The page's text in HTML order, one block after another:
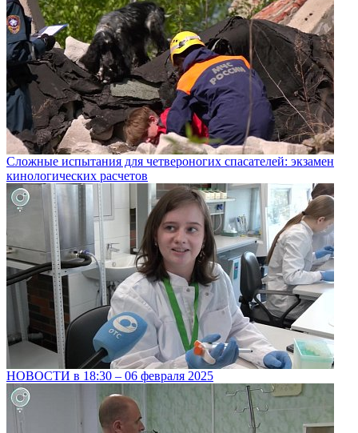
Сложные испытания для четвероногих спасателей: экзамен
кинологических расчетов
НОВОСТИ в 18:30 – 06 февраля 2025